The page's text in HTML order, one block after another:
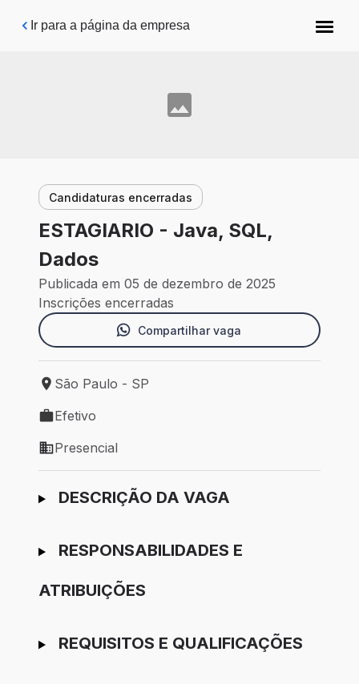
Pular para o conteúdo principal
Ir para a página da empresa
Candidaturas encerradas
ESTAGIARIO - Java, SQL,
Dados
Publicada em 05 de dezembro de 2025
Inscrições encerradas
Compartilhar vaga
Local de trabalho: São Paulo - SP
São Paulo - SP
Tipo de vaga: Efetivo
Efetivo
Modelo de trabalho: Presencial
Presencial
Ir para candidatura
DESCRIÇÃO DA VAGA
RESPONSABILIDADES E
ATRIBUIÇÕES
REQUISITOS E QUALIFICAÇÕES